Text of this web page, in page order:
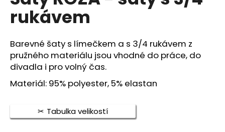
hvězdiček.
rukávem
Barevné šaty s límečkem a s 3/4 rukávem z
pružného materiálu jsou vhodné do práce, do
divadla i pro volný čas.
Materiál: 95% polyester, 5% elastan
Tabulka velikostí
a
j
í
t
?
HLEDAT